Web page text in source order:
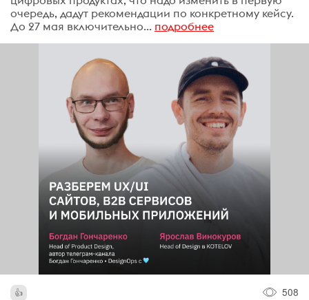
очередь, дадут рекомендации по конкретному кейсу.
До 27 мая включительно... подробнее
508